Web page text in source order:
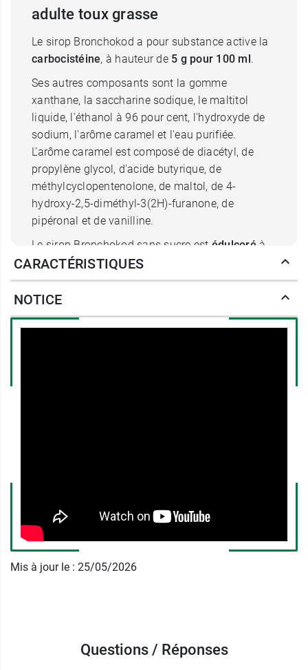
adulte toux grasse
Le sirop Bronchokod a pour substance active la
carbocistéine, à hauteur de 5 g pour 100 ml.
Ses autres composants sont la gomme
xanthane, la saccharine sodique, le maltitol
liquide, l'éthanol à 96 pour cent, l'hydroxyde de
sodium, l'arôme caramel et l'eau purifiée.
L’arôme caramel est composé de diacétyl, de
propylène glycol, d'acide butyrique, de
méthylcyclopentenolone, de maltol, de 4-
hydroxy-2,5-diméthyl-3(2H)-furanone, de
pipéronal et de vanilline.
Le sirop Bronchokod sans sucre est édulcoré à
la saccharine sodique et au maltitol liquide
Ungodet-doseurcorrespond àune cuillère à
soupe
La dose recommandée pour un adulte est de
godet doseur (15 ml), matin, midi et soir, 3 fois
par jour . Le godet doseur doit être
avant le coucher compte tenu de son mode
CARACTÉRISTIQUES
NOTICE
Mis à jour le : 25/05/2026
Questions / Réponses